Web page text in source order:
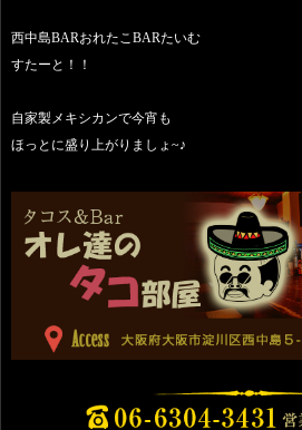
西中島BARおれたこBARたいむ
すたーと！！
自家製メキシカンで今宵も
ほっとに盛り上がりましょ~♪